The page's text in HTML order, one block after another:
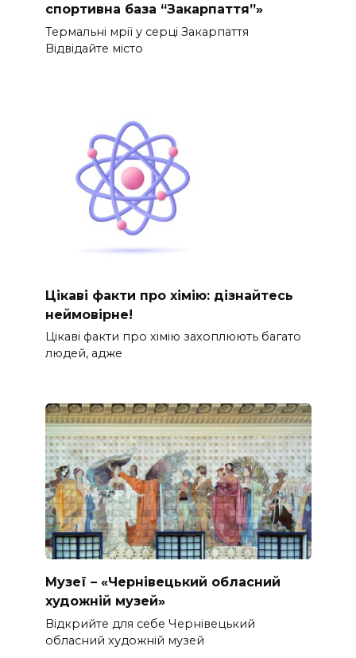
спортивна база “Закарпаття”»
Термальні мрії у серці Закарпаття
Відвідайте місто
Цікаві факти про хімію: дізнайтесь
неймовірне!
Цікаві факти про хімію захоплюють багато
людей, адже
Музеї – «Чернівецький обласний
художній музей»
Відкрийте для себе Чернівецький
обласний художній музей